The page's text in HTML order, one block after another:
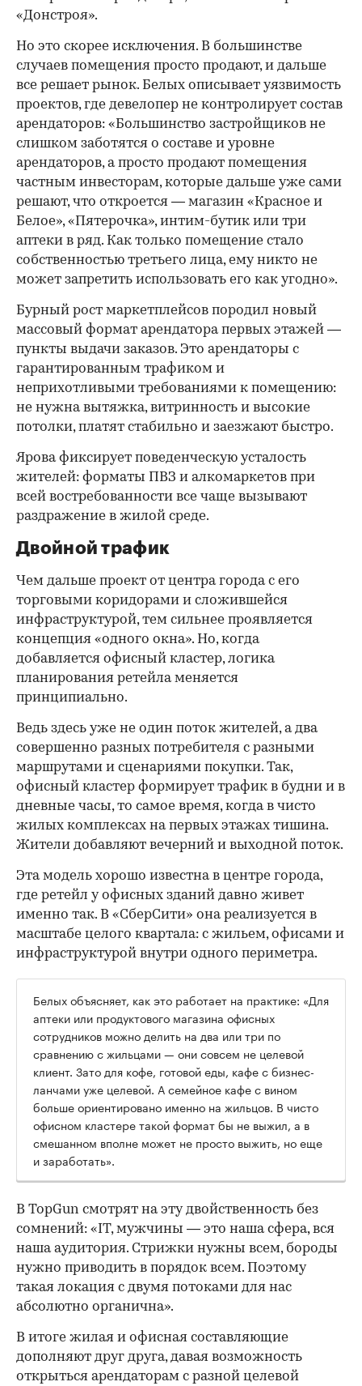
«Донстроя».
Но это скорее исключения. В большинстве
случаев помещения просто продают, и дальше
все решает рынок. Белых описывает уязвимость
проектов, где девелопер не контролирует состав
арендаторов: «Большинство застройщиков не
слишком заботятся о составе и уровне
арендаторов, а просто продают помещения
частным инвесторам, которые дальше уже сами
решают, что откроется — магазин «Красное и
Белое», «Пятерочка», интим-бутик или три
аптеки в ряд. Как только помещение стало
собственностью третьего лица, ему никто не
может запретить использовать его как угодно».
Бурный рост маркетплейсов породил новый
массовый формат арендатора первых этажей —
пункты выдачи заказов. Это арендаторы с
гарантированным трафиком и
неприхотливыми требованиями к помещению:
не нужна вытяжка, витринность и высокие
потолки, платят стабильно и заезжают быстро.
Ярова фиксирует поведенческую усталость
жителей: форматы ПВЗ и алкомаркетов при
всей востребованности все чаще вызывают
раздражение в жилой среде.
Двойной трафик
Чем дальше проект от центра города с его
торговыми коридорами и сложившейся
инфраструктурой, тем сильнее проявляется
концепция «одного окна». Но, когда
добавляется офисный кластер, логика
планирования ретейла меняется
принципиально.
Ведь здесь уже не один поток жителей, а два
совершенно разных потребителя с разными
маршрутами и сценариями покупки. Так,
офисный кластер формирует трафик в будни и в
дневные часы, то самое время, когда в чисто
жилых комплексах на первых этажах тишина.
Жители добавляют вечерний и выходной поток.
Эта модель хорошо известна в центре города,
где ретейл у офисных зданий давно живет
именно так. В «СберСити» она реализуется в
масштабе целого квартала: с жильем, офисами и
инфраструктурой внутри одного периметра.
Белых объясняет, как это работает на практике: «Для
аптеки или продуктового магазина офисных
сотрудников можно делить на два или три по
сравнению с жильцами — они совсем не целевой
клиент. Зато для кофе, готовой еды, кафе с бизнес-
ланчами уже целевой. А семейное кафе с вином
больше ориентировано именно на жильцов. В чисто
офисном кластере такой формат бы не выжил, а в
смешанном вполне может не просто выжить, но еще
и заработать».
В TopGun смотрят на эту двойственность без
сомнений: «IT, мужчины — это наша сфера, вся
наша аудитория. Стрижки нужны всем, бороды
нужно приводить в порядок всем. Поэтому
такая локация с двумя потоками для нас
абсолютно органична».
В итоге жилая и офисная составляющие
дополняют друг друга, давая возможность
открыться арендаторам с разной целевой